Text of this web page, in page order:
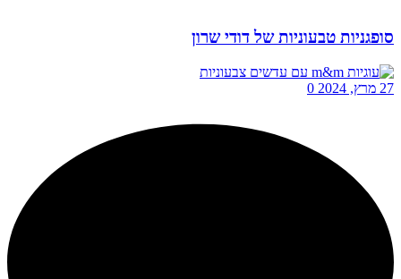
סופגניות טבעוניות של דודי שרון
27 מרץ, 2024 0